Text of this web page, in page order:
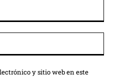
y sitio web en este